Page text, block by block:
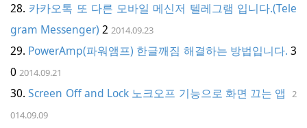
카카오톡 또 다른 모바일 메신저 텔레그램 입니다.(Tele
gram Messenger) 2 2014.09.23
PowerAmp(파워앰프) 한글깨짐 해결하는 방법입니다. 3
0 2014.09.21
Screen Off and Lock 노크오프 기능으로 화면 끄는 앱
2
014.09.09